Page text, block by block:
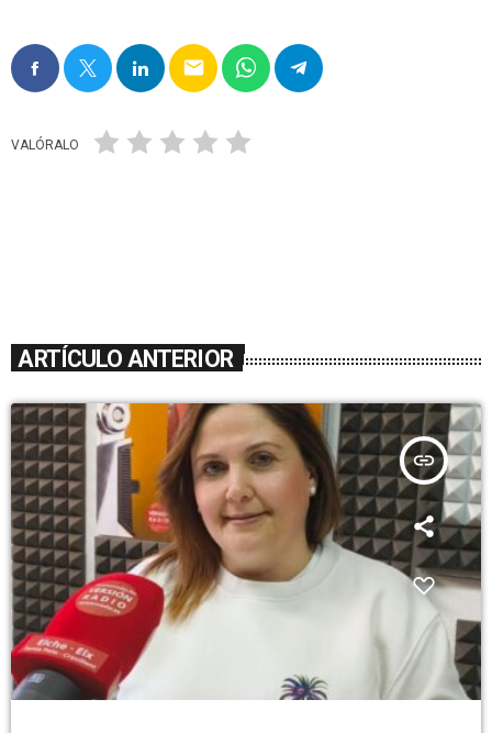
email
VALÓRALO
ARTÍCULO ANTERIOR
insert_link